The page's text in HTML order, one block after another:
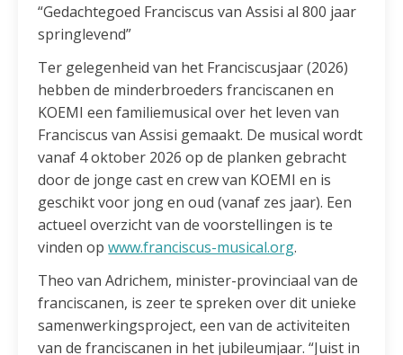
“Gedachtegoed Franciscus van Assisi al 800 jaar
springlevend”
Ter gelegenheid van het Franciscusjaar (2026)
hebben de minderbroeders franciscanen en
KOEMI een familiemusical over het leven van
Franciscus van Assisi gemaakt. De musical wordt
vanaf 4 oktober 2026 op de planken gebracht
door de jonge cast en crew van KOEMI en is
geschikt voor jong en oud (vanaf zes jaar). Een
actueel overzicht van de voorstellingen is te
vinden opwww.franciscus-musical.org.
Theo van Adrichem, minister-provinciaal van de
franciscanen, is zeer te spreken over dit unieke
samenwerkingsproject, een van de activiteiten
van de franciscanen in het jubileumjaar. “Juist in